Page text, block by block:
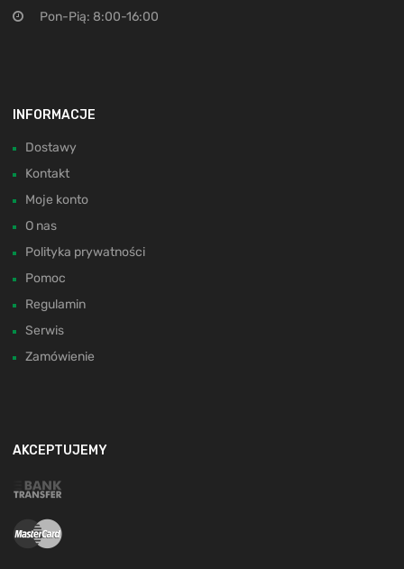
Pon-Pią: 8:00-16:00
INFORMACJE
Dostawy
Kontakt
Moje konto
O nas
Polityka prywatności
Pomoc
Regulamin
Serwis
Zamówienie
AKCEPTUJEMY